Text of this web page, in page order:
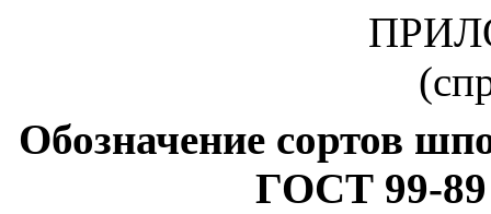
Обозначение сортов
ГОСТ 99-89